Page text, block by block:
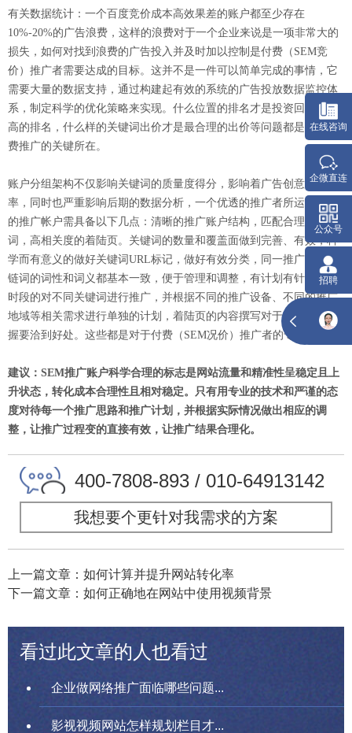
有关数据统计：一个百度竞价成本高效果差的账户都至少存在
10%-20%的广告浪费，这样的浪费对于一个企业来说是一项非常大的
损失，如何对找到浪费的广告投入并及时加以控制是付费（SEM竞
价）推广者需要达成的目标。这并不是一件可以简单完成的事情，它
需要大量的数据支持，通过构建起有效的系统的广告投放数据监控体
系，制定科学的优化策略来实现。什么位置的排名才是投资回报率最
高的排名，什么样的关键词出价才是最合理的出价等问题都是影响付
费推广的关键所在。
账户分组架构不仅影响关键词的质量度得分，影响着广告创意的点击
率，同时也严重影响后期的数据分析，一个优透的推广者所运营出来
的推广帐户需具备以下几点：清晰的推广账户结构，匹配合理的关键
词，高相关度的着陆页。关键词的数量和覆盖面做到完善、有效，科
学而有意义的做好关键词URL标记，做好有效分类，同一推广单元关
链词的词性和词义都基本一致，便于管理和调整，有计划有针对性分
时段的对不同关键词进行推广，并根据不同的推广设备、不同的推广
地域等相关需求进行单独的计划，着陆页的内容撰写对于相关性的把
握要洽到好处。这些都是对于付费（SEM况价）推广者的专业要求。
建议：SEM推广账户科学合理的标志是网站流量和精准性呈稳定且上
升状态，转化成本合理性且相对稳定。只有用专业的技术和严谨的态
度对待每一个推广思路和推广计划，并根据实际情况做出相应的调
整，让推广过程变的直接有效，让推广结果合理化。
400-7808-893 / 010-64913142
我想要个更针对我需求的方案
上一篇文章：如何计算并提升网站转化率
下一篇文章：如何正确地在网站中使用视频背景
看过此文章的人也看过
企业做网络推广面临哪些问题...
影视视频网站怎样规划栏目才...